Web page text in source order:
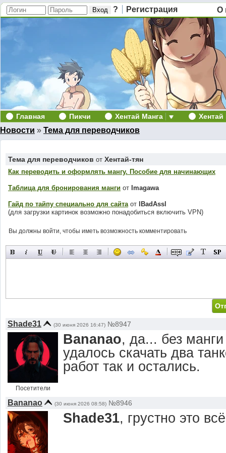
? Регистрация О
Главная Пикчи Хентай Манга
Новости » Тема для переводчиков
Тема для переводчиков от Хентай-тян
Как переводить и оформлять мангу. Пособие для начинающих
Таблица для бронирования манги от Imagawa
Гайд по тайпу специально для сайтаот
lBadAssl
(для загрузки картинок возможно понадобиться включить VPN)
Вы должны войти, чтобы иметь возможность комментировать
Shade31 (30 июня 2026 16:47) №8947
Посетители
Bananao, да... без
удалось скачать два
работ так и остались.
Bananao (30 июня 2026 08:58) №8946
Shade31, грустно это